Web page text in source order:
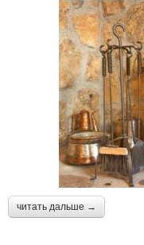
Печи для пекарни
читать дальше →